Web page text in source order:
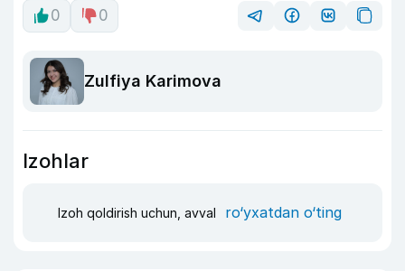
0 0
Zulfiya Karimova
Izohlar
Izoh qoldirish uchun, avval ro‘yxatdan o‘ting